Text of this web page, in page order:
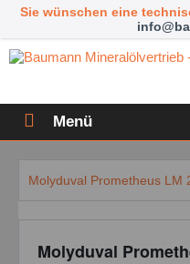
Sie wünschen eine
Menü
Molyduval Prometheus LM
Molyduval